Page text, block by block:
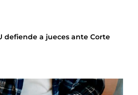
defiende a jueces ante Corte